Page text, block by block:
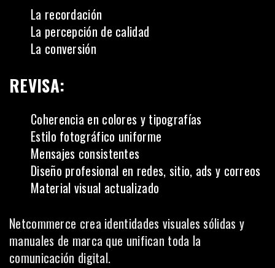
La recordación
La percepción de calidad
La conversión
REVISA:
Coherencia en colores y tipografías
Estilo fotográfico uniforme
Mensajes consistentes
Diseño profesional en redes, sitio, ads y correos
Material visual actualizado
Netcommerce crea identidades visuales sólidas y
manuales de marca que unifican toda la
comunicación digital.